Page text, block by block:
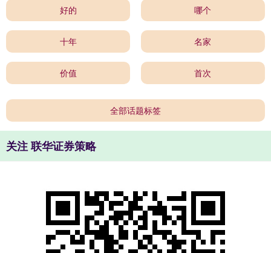
好的 哪个
十年 名家
价值 首次
全部话题标签
关注 联华证券策略